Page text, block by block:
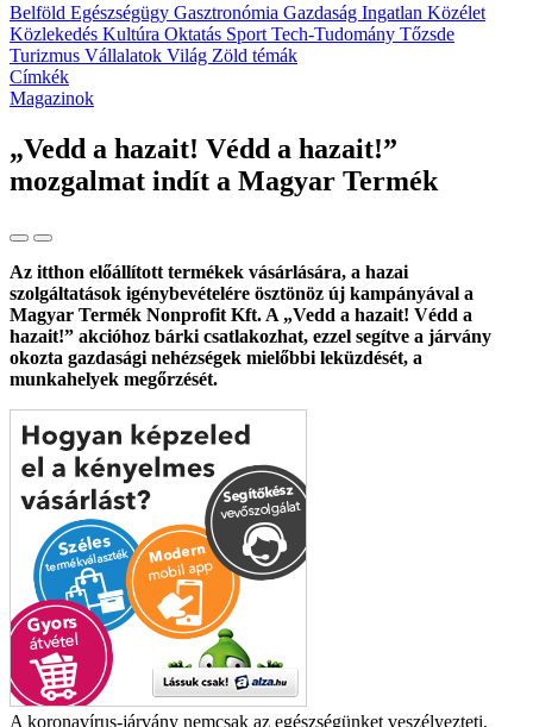
Belföld Egészségügy Gasztronómia Gazdaság Ingatlan Közélet
Közlekedés Kultúra Oktatás Sport Tech-Tudomány Tőzsde
Turizmus Vállalatok Világ Zöld témák
Címkék
Magazinok
„Vedd a hazait! Védd a hazait!”
mozgalmat indít a Magyar Termék
Az itthon előállított termékek vásárlására, a hazai
szolgáltatások igénybevételére ösztönöz új kampányával a
Magyar Termék Nonprofit Kft. A „Vedd a hazait! Védd a
hazait!” akcióhoz bárki csatlakozhat, ezzel segítve a járvány
okozta gazdasági nehézségek mielőbbi leküzdését, a
munkahelyek megőrzését.
A koronavírus-járvány nemcsak az egészségünket veszélyezteti,